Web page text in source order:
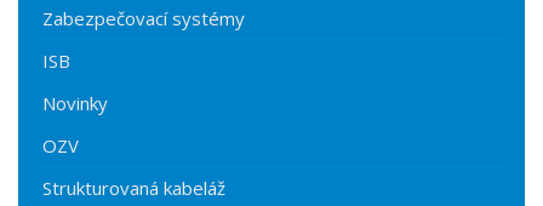
Zabezpečovací systémy
ISB
Novinky
OZV
Strukturovaná kabeláž